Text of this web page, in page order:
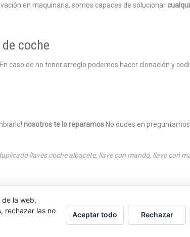
en maquinaria, somos capaces de solucionar
coche
caso de no tener arreglo podemos hacer clonación y
nosotros te lo reparamos No dudes en
llaves coche albacete, llave con mando, llave con
la web,
rechazar las no
Aceptar todo Rechazar